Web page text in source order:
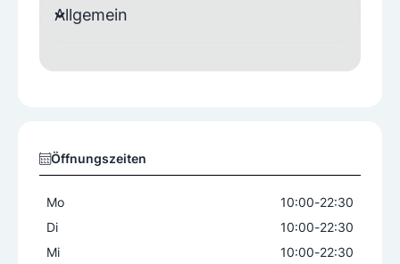
Kurse
Individueller Privatunterricht auch kurzfristig
Zielgruppen
Kinder
Allgemein
Öffnungszeiten
Mo 10:00-22:30
Di
10:00-22:30
Mi
10:00-22:30